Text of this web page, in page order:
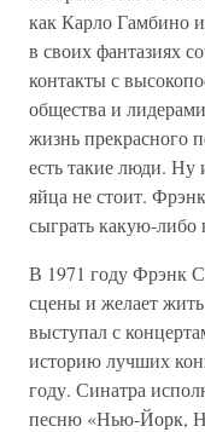
как Карло Гамбино
в своих фантазиях
контакты с
общества и
жизнь прекрасного
есть такие люди.
яйца не стоит.
сыграть какую-либо
В 1971 году Фрэнк
сцены и желает
выступал с
историю лучших
году. Синатра
песню «Нью-Йорк,